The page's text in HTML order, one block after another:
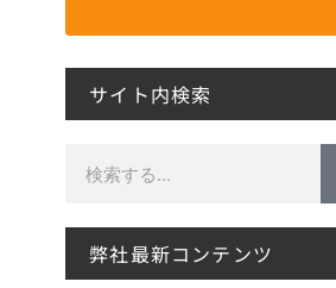
サイト内検索
弊社最新コンテンツ